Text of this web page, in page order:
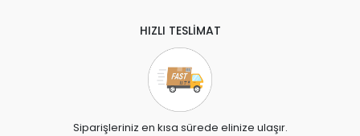
HIZLI TESLİMAT
Siparişleriniz en kısa sürede elinize ulaşır.